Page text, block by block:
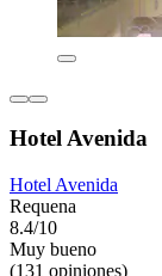
Hotel Avenida
Hotel Avenida
Requena
8.4/10
Muy bueno
(131 opiniones)